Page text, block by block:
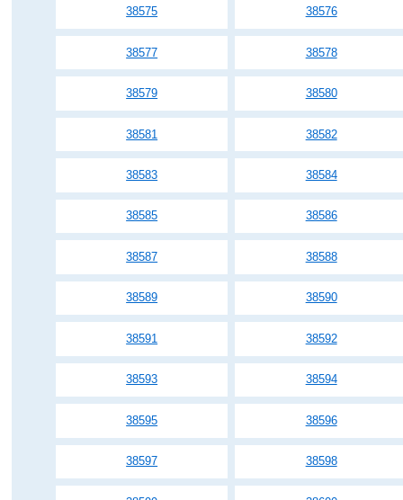
38575 38576
38577 38578
38579 38580
38581 38582
38583 38584
38585 38586
38587 38588
38589 38590
38591 38592
38593 38594
38595 38596
38597 38598